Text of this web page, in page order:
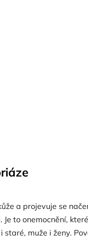
a projevuje se
to onemocnění,
muže i ženy.